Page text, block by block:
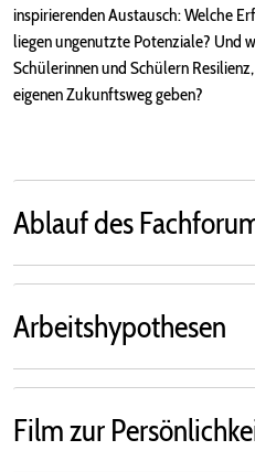
inspirierenden Austausch: Welche
liegen ungenutzte Potenziale? Und
Schülerinnen und Schülern
eigenen Zukunftsweg geben?
Ablauf des
Arbeitshypothesen
Film zur